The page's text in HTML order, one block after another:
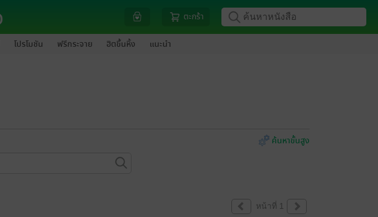
ตะกร้า
โปรโมชัน ฟรีกระจาย ฮิตขึ้นหิ้ง แนะนำ
ค้นหาขั้นสูง
หน้าที่ 1